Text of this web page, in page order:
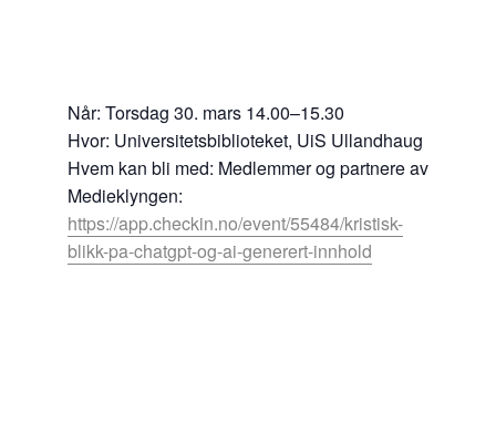
Når: Torsdag 30. mars 14.00–15.30
Hvor: Universitetsbiblioteket, UiS Ullandhaug
Hvem kan bli med: Medlemmer og partnere av
Medieklyngen:
https://app.checkin.no/event/55484/kristisk-
blikk-pa-chatgpt-og-ai-generert-innhold